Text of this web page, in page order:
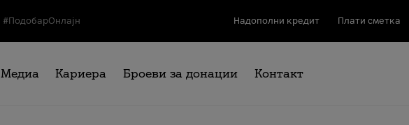
#ПодобарОнлајн Надополни кредит Плати сметка
Медиа Кариера Броеви за донации Контакт